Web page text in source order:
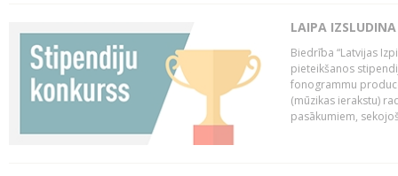
LAIPA
Biedrība “Latvijas
pieteikšanos
fonogrammu
(mūzikas ierakstu)
pasākumiem,